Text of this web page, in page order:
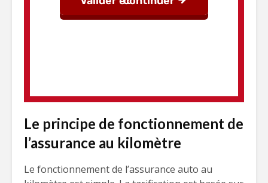
Le principe de fonctionnement de
l’assurance au kilomètre
Le fonctionnement de l’assurance auto au